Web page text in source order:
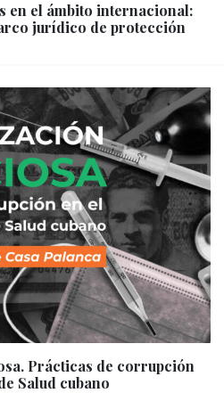
en el ámbito internacional:
jurídico de protección
Prácticas de corrupción
Salud cubano